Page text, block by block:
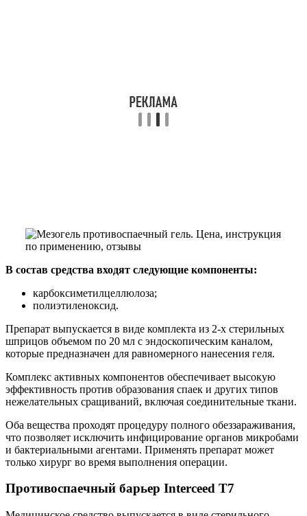
В состав средства входят следующие компоненты:
карбоксиметилцеллюлоза;
полиэтиленоксид.
Препарат выпускается в виде комплекта из 2-х стерильных
шприцов объемом по 20 мл с эндоскопическим каналом,
которые предназначен для равномерного нанесения геля.
Комплекс активных компонентов обеспечивает высокую
эффективность против образования спаек и других типов
нежелательных сращиваний, включая соединительные ткани.
Оба вещества проходят процедуру полного обеззараживания,
что позволяет исключить инфицирование органов микробами
и бактериальными агентами. Применять препарат может
только хирург во время выполнения операции.
Противоспаечный барьер Interceed T7